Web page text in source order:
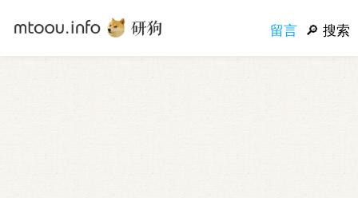
留言 搜索